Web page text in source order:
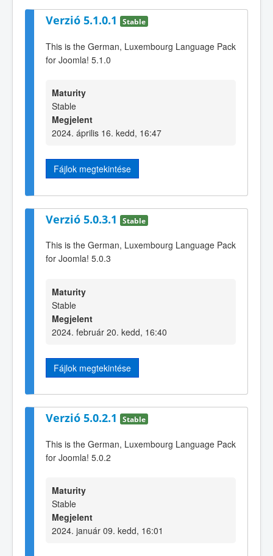
Verzió 5.1.0.1 Stable
This is the German, Luxembourg Language Pack
for Joomla! 5.1.0
Maturity
Stable
Megjelent
2024. április 16. kedd, 16:47
Fájlok megtekintése
Verzió 5.0.3.1 Stable
This is the German, Luxembourg Language Pack
for Joomla! 5.0.3
Maturity
Stable
Megjelent
2024. február 20. kedd, 16:40
Fájlok megtekintése
Verzió 5.0.2.1 Stable
This is the German, Luxembourg Language Pack
for Joomla! 5.0.2
Maturity
Stable
Megjelent
2024. január 09. kedd, 16:01